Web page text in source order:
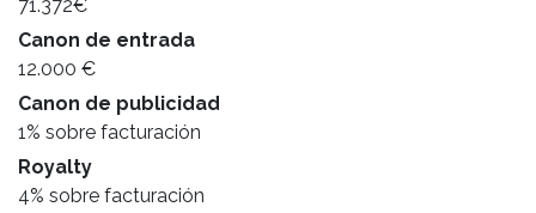
71.372€
Canon de entrada
12.000 €
Canon de publicidad
1% sobre facturación
Royalty
4% sobre facturación